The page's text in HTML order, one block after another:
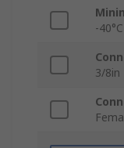
-40°C
3/8in